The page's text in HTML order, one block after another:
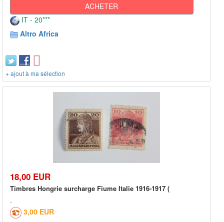
ACHETER
IT - 20***
Altro Africa
+ ajout à ma sélection
18,00 EUR
Timbres Hongrie surcharge Fiume Italie 1916-1917 (
3,00 EUR